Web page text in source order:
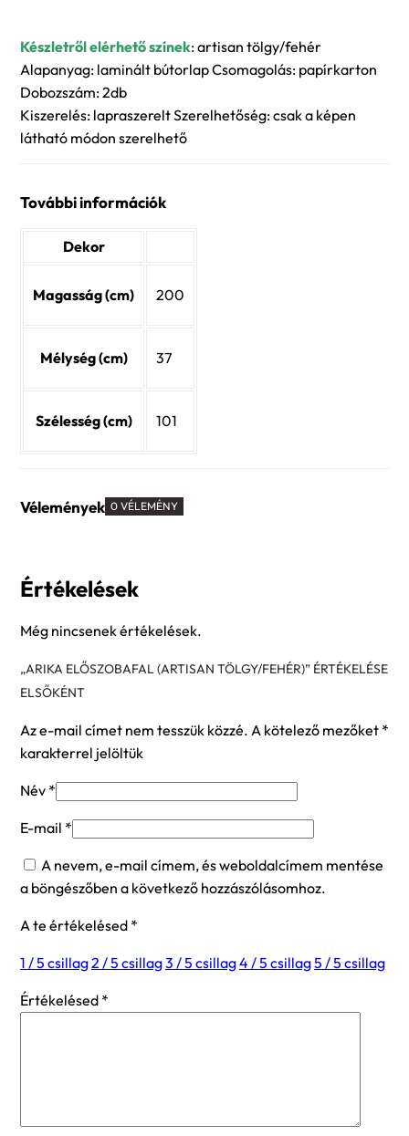
Készletről elérhető színek: artisan tölgy/fehér
Alapanyag: laminált bútorlap Csomagolás: papírkarton
Dobozszám: 2db
Kiszerelés: lapraszerelt Szerelhetőség: csak a képen
látható módon szerelhető
További információk
Dekor
Magasság (cm) 200
Mélység (cm) 37
Szélesség (cm) 101
Vélemények 0 VÉLEMÉNY
Értékelések
Még nincsenek értékelések.
„ARIKA ELŐSZOBAFAL (ARTISAN TÖLGY/FEHÉR)” ÉRTÉKELÉSE
ELSŐKÉNT
Az e-mail címet nem tesszük közzé. A kötelező mezőket *
karakterrel jelöltük
Név *
E-mail *
A nevem, e-mail címem, és weboldalcímem mentése
a böngészőben a következő hozzászólásomhoz.
A te értékelésed *
1 / 5 csillag2 / 5 csillag3 / 5 csillag4 / 5 csillag5 / 5 csillag
Értékelésed *